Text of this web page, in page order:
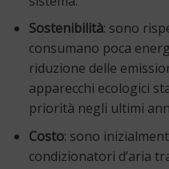
Sostenibilità: sono
consumano poca
riduzione delle
apparecchi ecologici
priorità negli ultimi
Costo: sono
condizionatori d’aria